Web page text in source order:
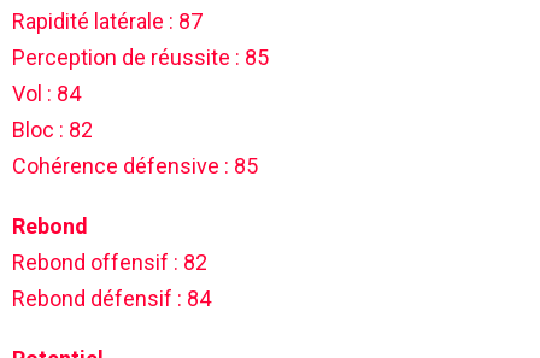
Rapidité latérale : 87
Perception de réussite : 85
Vol : 84
Bloc : 82
Cohérence défensive : 85
Rebond
Rebond offensif : 82
Rebond défensif : 84